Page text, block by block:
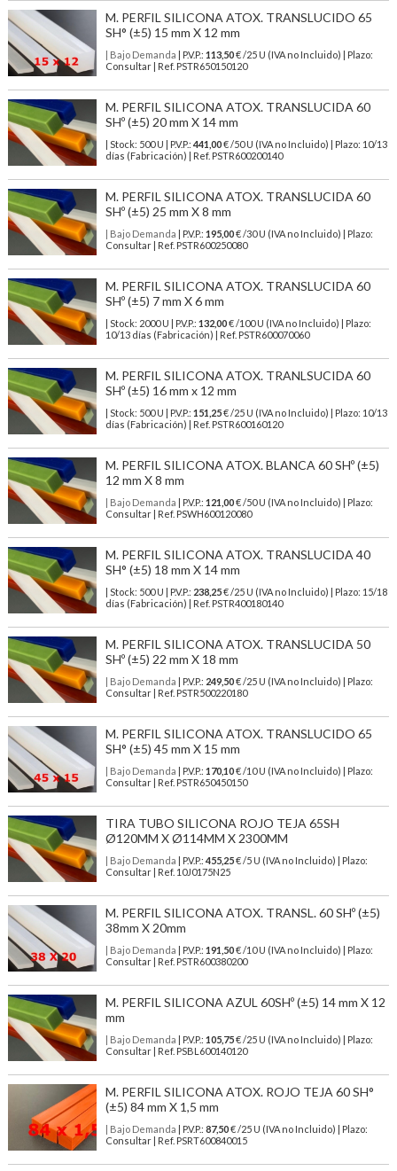
M. PERFIL SILICONA ATOX. TRANSLUCIDO 65
SH° (±5) 15 mm X 12 mm
| Bajo Demanda | P.V.P.: 113,50€ /25 U (IVA no Incluido) | Plazo:
Consultar | Ref. PSTR650150120
M. PERFIL SILICONA ATOX. TRANSLUCIDA 60
SHº (±5) 20 mm X 14 mm
| Stock: 500 U | P.V.P.: 441,00€/50 U (IVA no Incluido)
| Plazo: 10/13
días (Fabricación) | Ref. PSTR600200140
M. PERFIL SILICONA ATOX. TRANSLUCIDA 60
SHº (±5) 25 mm X 8 mm
| Bajo Demanda | P.V.P.: 195,00€ /30 U (IVA no Incluido) | Plazo:
Consultar | Ref. PSTR600250080
M. PERFIL SILICONA ATOX. TRANSLUCIDA 60
SHº (±5) 7 mm X 6 mm
| Stock: 2000 U | P.V.P.: 132,00€/100 U (IVA no Incluido)
| Plazo:
10/13 días (Fabricación) | Ref. PSTR600070060
M. PERFIL SILICONA ATOX. TRANLSUCIDA 60
SHº (±5) 16 mm x 12 mm
| Stock: 500 U | P.V.P.: 151,25€/25 U (IVA no Incluido)
| Plazo: 10/13
días (Fabricación) | Ref. PSTR600160120
M. PERFIL SILICONA ATOX. BLANCA 60 SHº (±5)
12 mm X 8 mm
| Bajo Demanda | P.V.P.: 121,00€ /50 U (IVA no Incluido) | Plazo:
Consultar | Ref. PSWH600120080
M. PERFIL SILICONA ATOX. TRANSLUCIDA 40
SH° (±5) 18 mm X 14 mm
| Stock: 500 U | P.V.P.: 238,25€/25 U (IVA no Incluido)
| Plazo: 15/18
días (Fabricación) | Ref. PSTR400180140
M. PERFIL SILICONA ATOX. TRANSLUCIDA 50
SHº (±5) 22 mm X 18 mm
| Bajo Demanda | P.V.P.: 249,50€ /25 U (IVA no Incluido) | Plazo:
Consultar | Ref. PSTR500220180
M. PERFIL SILICONA ATOX. TRANSLUCIDO 65
SH° (±5) 45 mm X 15 mm
| Bajo Demanda | P.V.P.: 170,10€ /10 U (IVA no Incluido) | Plazo:
Consultar | Ref. PSTR650450150
TIRA TUBO SILICONA ROJO TEJA 65SH
Ø120MM X Ø114MM X 2300MM
| Bajo Demanda | P.V.P.: 455,25€ /5 U (IVA no Incluido) | Plazo:
Consultar | Ref. 10J0175N25
M. PERFIL SILICONA ATOX. TRANSL. 60 SHº (±5)
38mm X 20mm
| Bajo Demanda | P.V.P.: 191,50€ /10 U (IVA no Incluido) | Plazo:
Consultar | Ref. PSTR600380200
M. PERFIL SILICONA AZUL 60SHº (±5) 14 mm X 12
mm
| Bajo Demanda | P.V.P.: 105,75€ /25 U (IVA no Incluido) | Plazo:
Consultar | Ref. PSBL600140120
M. PERFIL SILICONA ATOX. ROJO TEJA 60 SH°
(±5) 84 mm X 1,5 mm
| Bajo Demanda | P.V.P.: 87,50€ /25 U (IVA no Incluido) | Plazo:
Consultar | Ref. PSRT600840015